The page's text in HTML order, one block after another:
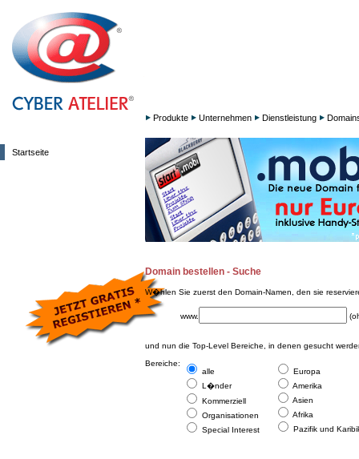
Startseite
Produkte Unternehmen Dienstleistung
Domain bestellen - Suche
W�hlen Sie zuerst den Domain-Namen, den sie
www.
und nun die Top-Level Bereiche, in denen gesucht
Bereiche:
alle
L�nder
Kommerziell
Organisationen
Special Interest
Europa
Amerika
Asien
Afrika
Pazifik und